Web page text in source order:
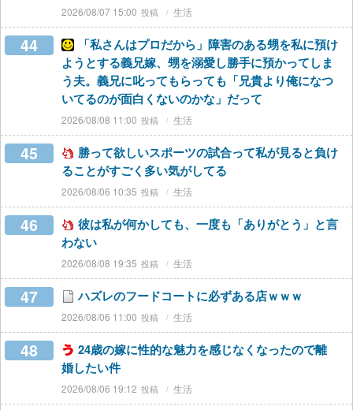
2026/08/07 15:00 生活
44
「私さんはプロだから」障害のある甥を私に預け
ようとする義兄嫁、甥を溺愛し勝手に預かってしま
う夫。義兄に叱ってもらっても「兄貴より俺になつ
いてるのが面白くないのかな」だって
2026/08/08 11:00 生活
45
勝って欲しいスポーツの試合って私が見ると負け
ることがすごく多い気がしてる
2026/08/06 10:35 生活
46
彼は私が何かしても、一度も「ありがとう」と言
わない
2026/08/08 19:35 生活
47 ハズレのフードコートに必ずある店ｗｗｗ
2026/08/06 11:00 生活
48
24歳の嫁に性的な魅力を感じなくなったので離
婚したい件
2026/08/06 19:12 生活